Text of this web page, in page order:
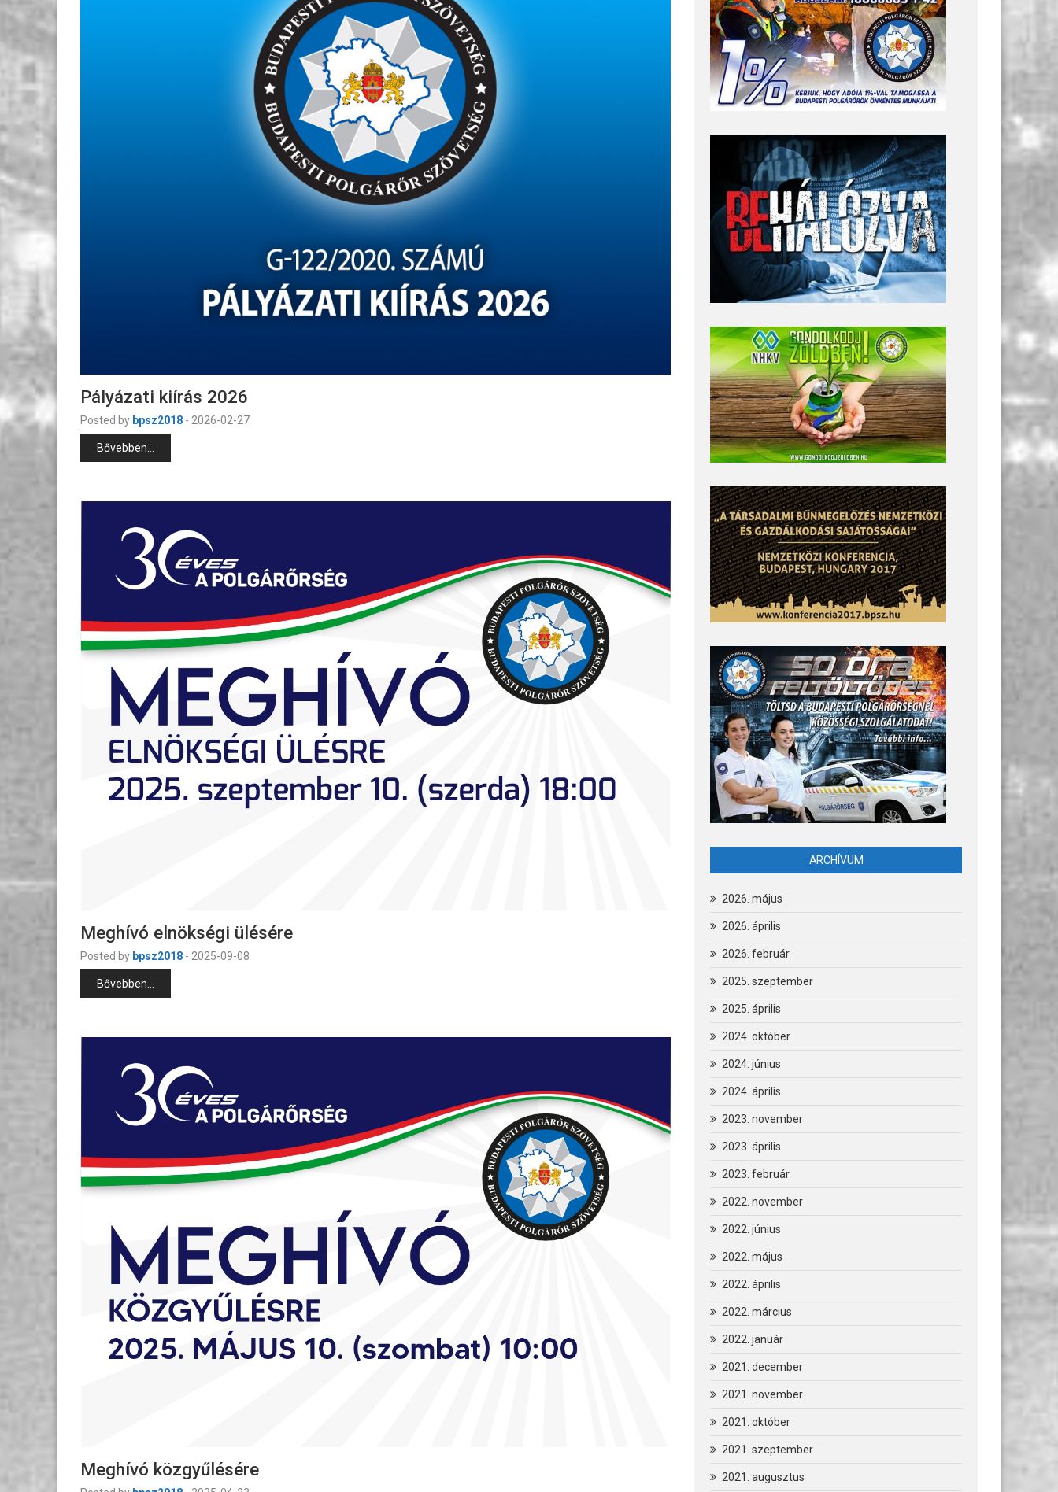
Pályázati kiírás 2026
Posted by bpsz2018 - 2026-02-27
Bővebben...
Meghívó elnökségi ülésére
Posted by bpsz2018 - 2025-09-08
Bővebben...
Meghívó közgyűlésére
ARCHÍVUM
2026. május
2026. április
2026. február
2025. szeptember
2025. április
2024. október
2024. június
2024. április
2023. november
2023. április
2023. február
2022. november
2022. június
2022. május
2022. április
2022. március
2022. január
2021. december
2021. november
2021. október
2021. szeptember
2021. augusztus